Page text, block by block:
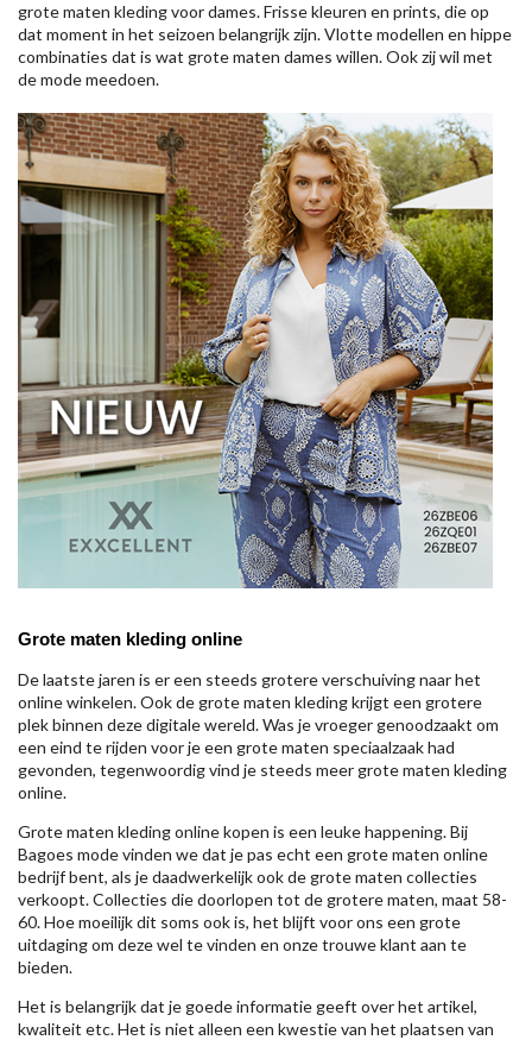
grote maten kleding voor dames. Frisse kleuren en prints, die op
dat moment in het seizoen belangrijk zijn. Vlotte modellen en hippe
combinaties dat is wat grote maten dames willen. Ook zij wil met
de mode meedoen.
Grote maten kleding online
De laatste jaren is er een steeds grotere verschuiving naar het
online winkelen. Ook de grote maten kleding krijgt een grotere
plek binnen deze digitale wereld. Was je vroeger genoodzaakt om
een eind te rijden voor je een grote maten speciaalzaak had
gevonden, tegenwoordig vind je steeds meer grote maten kleding
online.
Grote maten kleding online kopen is een leuke happening. Bij
Bagoes mode vinden we dat je pas echt een grote maten online
bedrijf bent, als je daadwerkelijk ook de grote maten collecties
verkoopt. Collecties die doorlopen tot de grotere maten, maat 58-
60. Hoe moeilijk dit soms ook is, het blijft voor ons een grote
uitdaging om deze wel te vinden en onze trouwe klant aan te
bieden.
Het is belangrijk dat je goede informatie geeft over het artikel,
kwaliteit etc. Het is niet alleen een kwestie van het plaatsen van